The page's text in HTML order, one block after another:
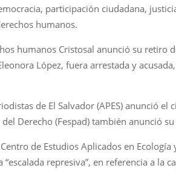
participación ciudadana,
humanos.
humanos Cristosal anunció su retiro
López, fuera arrestada y
de El Salvador (APES) anunció
Derecho (Fespad) también anunció
de Estudios Aplicados en
represiva”, en referencia a